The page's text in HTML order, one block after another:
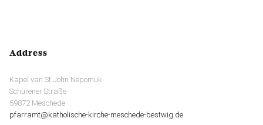
Address
Kapel van St John Nepomuk
Schürener Straße
59872 Meschede
pfarramt@katholische-kirche-meschede-bestwig.de